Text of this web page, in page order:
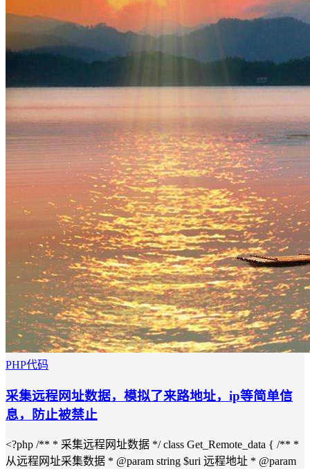
PHP代码
采集远程网址数据，模拟了来路地址，ip等简单信
息，防止被禁止
<?php /** * 采集远程网址数据 */ class Get_Remote_data { /** *
从远程网址采集数据 * @param string $uri 远程地址 * @param